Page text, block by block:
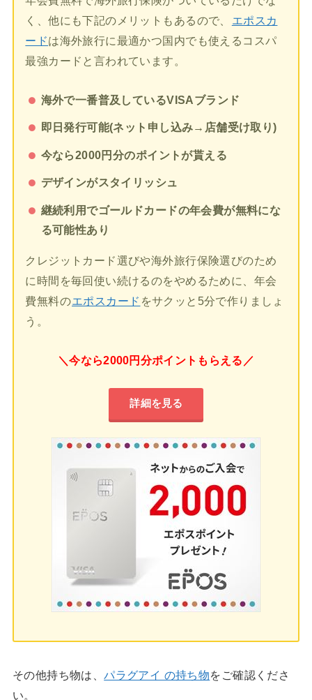
く、他にも下記のメリットもあるので、
エポスカ
ードは海外旅行に最適かつ国内でも使えるコスパ
最強カードと言われています。
海外で一番普及しているVISAブランド
即日発行可能(ネット申し込み→店舗受け取り)
今なら2000円分のポイントが貰える
デザインがスタイリッシュ
継続利用でゴールドカードの年会費が無料にな
る可能性あり
クレジットカード選びや海外旅行保険選びのため
に時間を毎回使い続けるのをやめるために、年会
費無料のエポスカード をサクッと5分で作りましょ
う。
＼今なら2000円分ポイントもらえる／
詳細を見る
その他持ち物は、パラグアイ の持ち物をご確認くださ
い。